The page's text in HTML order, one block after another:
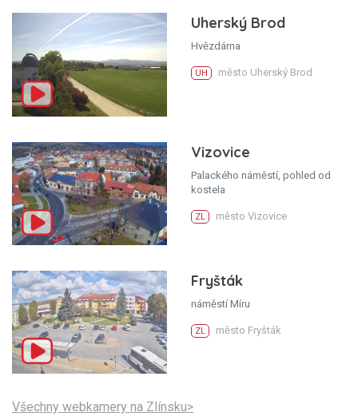
Uherský Brod
Hvězdárna
UH město Uherský Brod
Vizovice
Palackého náměstí, pohled od
kostela
ZL město Vizovice
Fryšták
náměstí Míru
ZL město Fryšták
Všechny webkamery na Zlínsku>